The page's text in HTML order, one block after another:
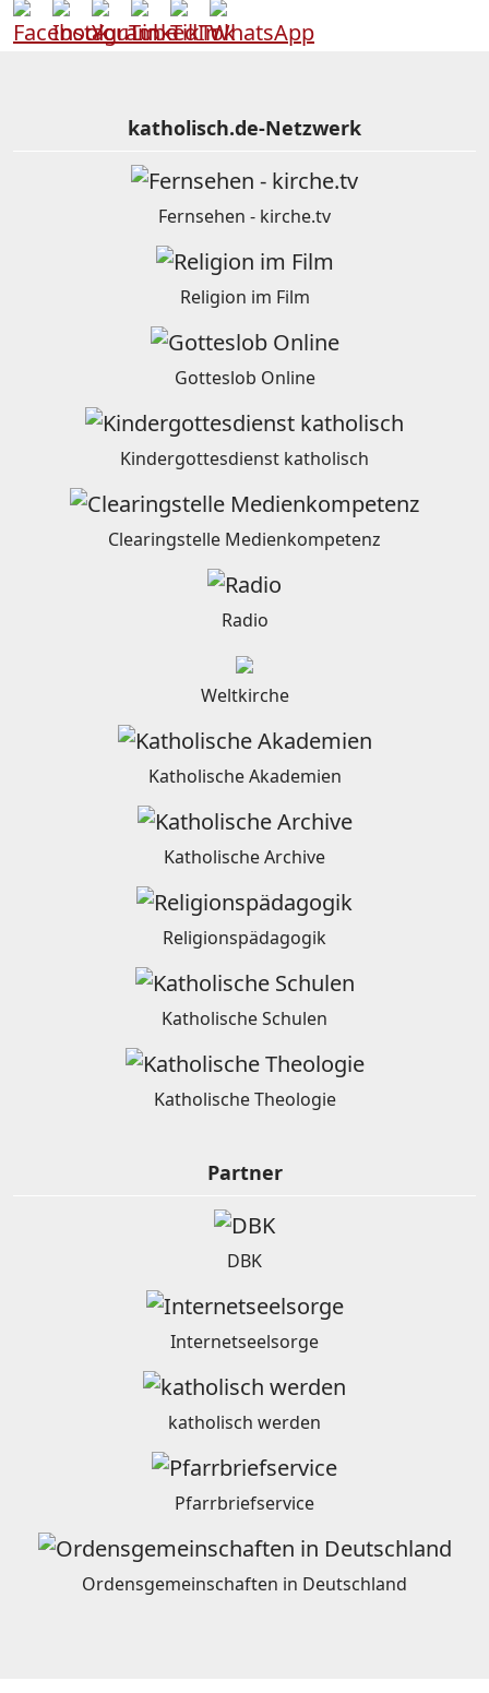
katholisch.de-Netzwerk
Fernsehen - kirche.tv
Religion im Film
Gotteslob Online
Kindergottesdienst katholisch
Clearingstelle Medienkompetenz
Radio
Weltkirche
Katholische Akademien
Katholische Archive
Religionspädagogik
Katholische Schulen
Katholische Theologie
Partner
DBK
Internetseelsorge
katholisch werden
Pfarrbriefservice
Ordensgemeinschaften in Deutschland